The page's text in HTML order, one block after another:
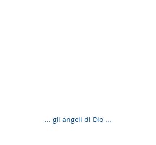
... gli angeli di Dio ...